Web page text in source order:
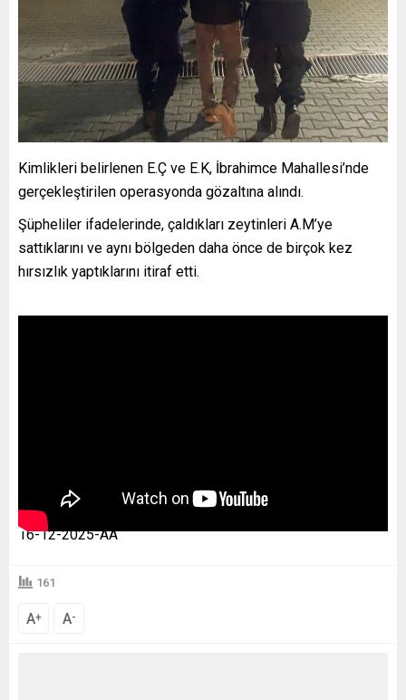
Kimlikleri belirlenen E.Ç ve E.K, İbrahimce Mahallesi’nde
gerçekleştirilen operasyonda gözaltına alındı.
Şüpheliler ifadelerinde, çaldıkları zeytinleri A.M’ye
sattıklarını ve aynı bölgeden daha önce de birçok kez
hırsızlık yaptıklarını itiraf etti.
16-12-2025-AA
161
A+ A-